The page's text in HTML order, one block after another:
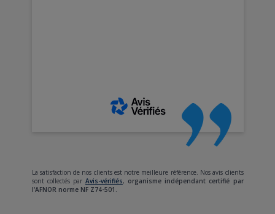
La satisfaction de nos clients est notre meilleure référence. Nos avis clients
sont collectés par Avis-vérifiés, organisme indépendant certifié par
l'AFNOR norme NF Z74-501.